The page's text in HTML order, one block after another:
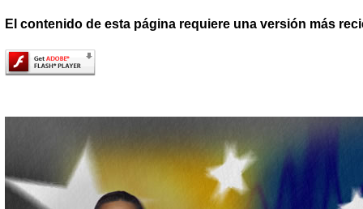
El contenido de esta página requiere una versión más